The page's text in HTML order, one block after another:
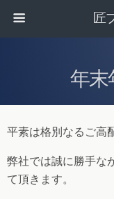
匠
年末
平素は格別なるご高
弊社では誠に勝手な
て頂きます。